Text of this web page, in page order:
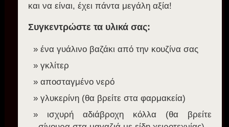
και να είναι, έχει πάντα μεγάλη αξία!
Συγκεντρώστε τα υλικά σας:
ένα γυάλινο βαζάκι από την κουζίνα σας
γκλίτερ
αποσταγμένο νερό
γλυκερίνη (θα βρείτε στα φαρμακεία)
ισχυρή αδιάβροχη κόλλα (θα βρείτε